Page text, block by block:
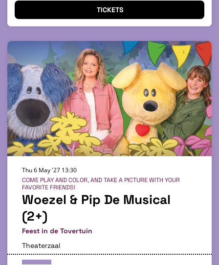
TICKETS
Woezel & Pip De Musical
(2+)
Feest in de Tovertuin
COME PLAY AND COLOR, AND TAKE A PICTURE WITH YOUR
FAVORITE FRIENDS!
Thu 6 May '27 13:30
Theaterzaal